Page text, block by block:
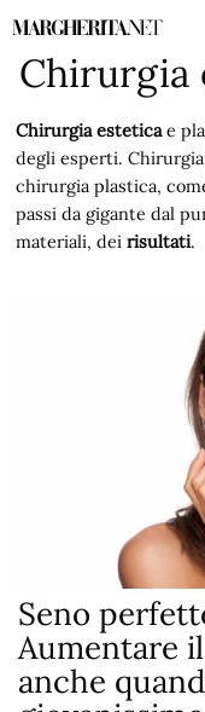
Vai
contenuto
Chirurgia
Chirurgia esteticae
degli esperti. Chirurgia
chirurgia plastica,
passi da gigante dal
materiali, dei risultati.
Seno
Aumentare
anche